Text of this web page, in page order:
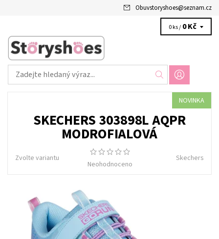
Obuvstoryshoes@seznam.cz
0 ks / 0 Kč
NOVINKA
SKECHERS 303898L AQPR
MODROFIALOVÁ
Zvolte variantu
Neohodnoceno
Skechers